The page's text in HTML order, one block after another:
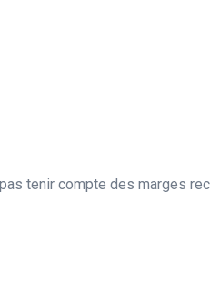
tenir compte des marges